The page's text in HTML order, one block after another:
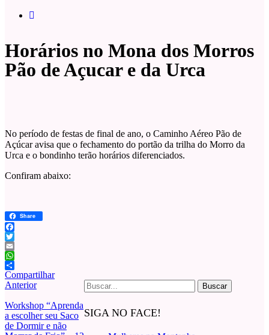
Horários no Mona dos Morros
Pão de Açucar e da Urca
No período de festas de final de ano, o Caminho Aéreo Pão de
Açúcar avisa que o fechamento do portão da trilha do Morro da
Urca e o bondinho terão horários diferenciados.
Confiram abaixo:
Share
Facebook
Twitter
Email
WhatsApp
Compartilhar
Buscar
por:
SIGA NO FACE!
Anterior
Workshop “Aprenda
a escolher seu Saco
de Dormir e não